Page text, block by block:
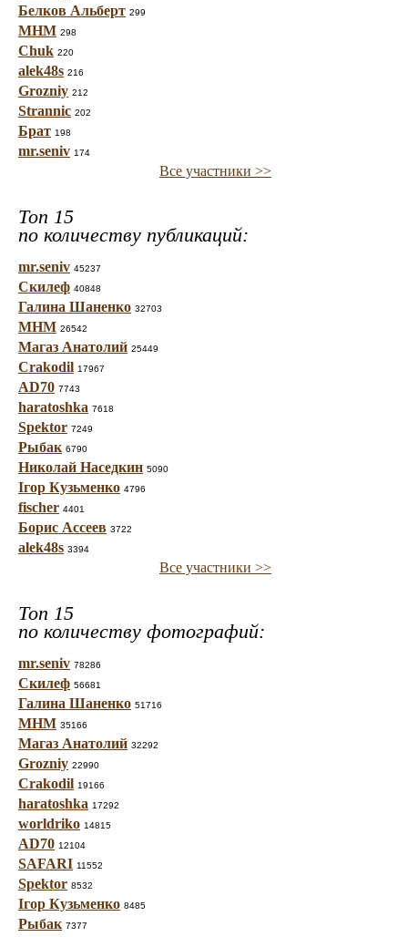
Белков Альберт 299
МНМ 298
Chuk 220
alek48s 216
Grozniy 212
Strannic 202
Брат 198
mr.seniv 174
Все участники >>
Топ 15
по количеству публикаций:
mr.seniv 45237
Скилеф 40848
Галина Шаненко 32703
МНМ 26542
Магаз Анатолий 25449
Crakodil 17967
AD70 7743
haratoshka 7618
Spektor 7249
Рыбак 6790
Николай Наседкин 5090
Ігор Кузьменко 4796
fischer 4401
Борис Ассеев 3722
alek48s 3394
Все участники >>
Топ 15
по количеству фотографий:
mr.seniv 78286
Скилеф 56681
Галина Шаненко 51716
МНМ 35166
Магаз Анатолий 32292
Grozniy 22990
Crakodil 19166
haratoshka 17292
worldriko 14815
AD70 12104
SAFARI 11552
Spektor 8532
Ігор Кузьменко 8485
Рыбак 7377